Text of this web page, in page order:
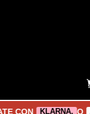
KLARNA. O